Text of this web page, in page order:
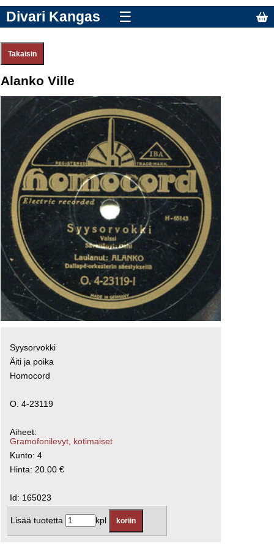
Divari Kangas ☰
Alanko Ville
Syysorvokki
Äiti ja poika
Homocord
O. 4-23119
Aiheet:
Gramofonilevyt, kotimaiset
Kunto: 4
Hinta: 20.00 €
Id: 165023
Lisää tuotetta kpl